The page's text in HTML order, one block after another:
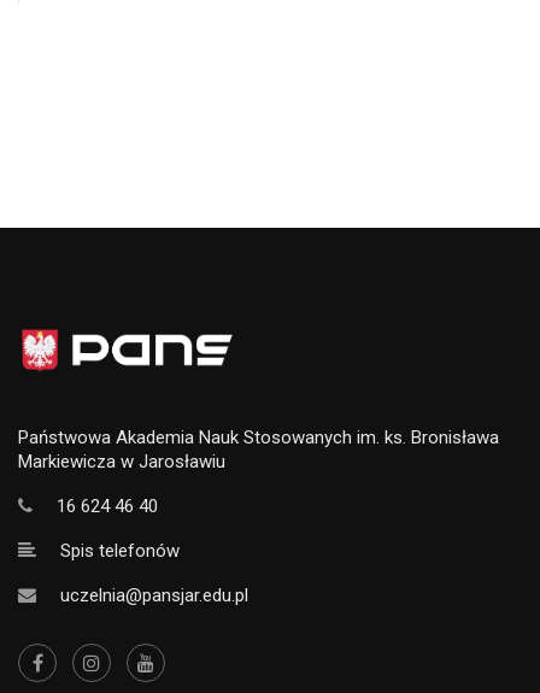
Państwowa Akademia Nauk Stosowanych im. ks. Bronisława
Markiewicza w Jarosławiu
16 624 46 40
Spis telefonów
uczelnia@pansjar.edu.pl